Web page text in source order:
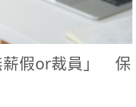
薪假or裁員」 保